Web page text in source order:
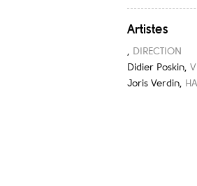
Artistes
DIRECTION
Didier Poskin
Joris Verdin